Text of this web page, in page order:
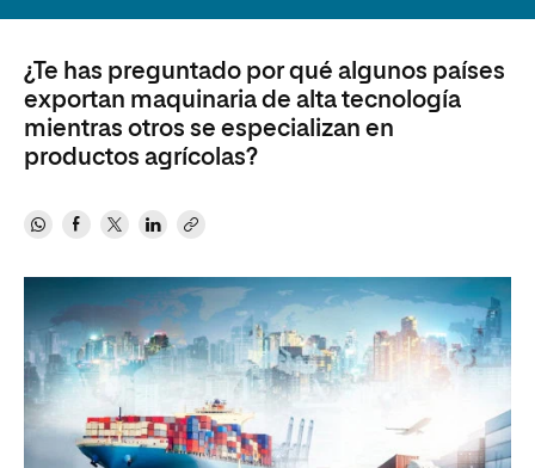
¿Te has preguntado por qué algunos países
exportan maquinaria de alta tecnología
mientras otros se especializan en
productos agrícolas?